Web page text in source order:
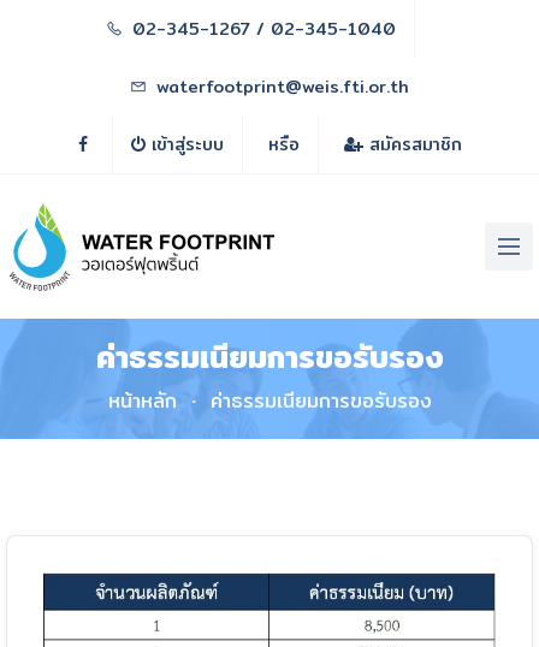
02-345-1267 / 02-345-1040
waterfootprint@weis.fti.or.th
เข้าสู่ระบบ หรือ สมัครสมาชิก
ค่าธรรมเนียมการขอรับรอง
หน้าหลัก ค่าธรรมเนียมการขอรับรอง